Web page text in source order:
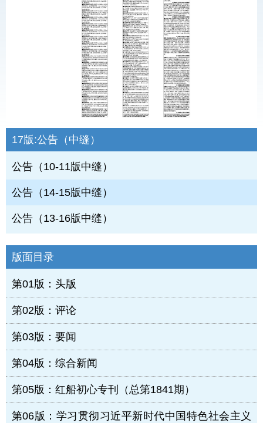
17版:公告（中缝）
公告（10-11版中缝）
公告（14-15版中缝）
公告（13-16版中缝）
版面目录
第01版：头版
第02版：评论
第03版：要闻
第04版：综合新闻
第05版：红船初心专刊（总第1841期）
第06版：学习贯彻习近平新时代中国特色社会主义